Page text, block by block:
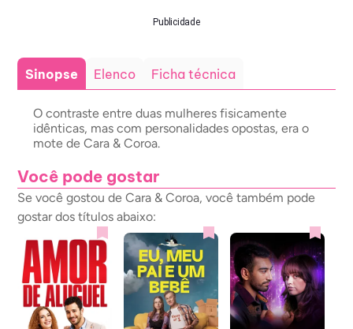
Publicidade
Sinopse Elenco Ficha técnica
O contraste entre duas mulheres fisicamente
idênticas, mas com personalidades opostas, era o
mote de Cara & Coroa.
Você pode gostar
Se você gostou de Cara & Coroa, você também pode
gostar dos títulos abaixo: